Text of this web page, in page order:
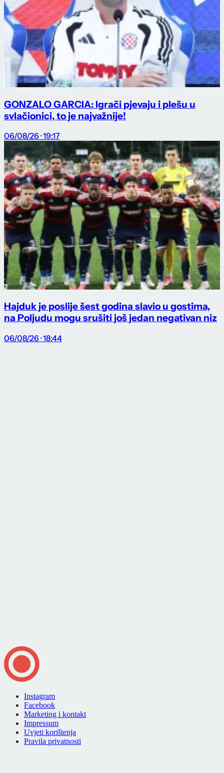
GONZALO GARCIA: Igrači pjevaju i plešu u
svlačionici, to je najvažnije!
06/08/26 · 19:17
Hajduk je poslije šest godina slavio u gostima,
na Poljudu mogu srušiti još jedan negativan niz
06/08/26 · 18:44
Instagram
Facebook
Marketing i kontakt
Impressum
Uvjeti korištenja
Pravila privatnosti